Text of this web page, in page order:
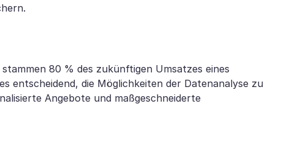
80 % des zukünftigen Umsatzes eines
entscheidend, die Möglichkeiten der Datenanalyse zu
Angebote und maßgeschneiderte